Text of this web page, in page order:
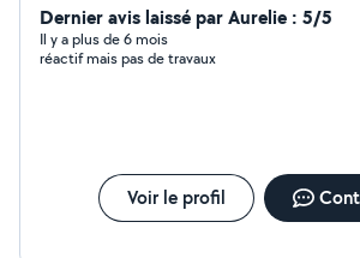
peintures ,pose de sol, multi services.
Dernier avis laissé par Aurelie : 5/5
Il y a plus de 6 mois
réactif mais pas de travaux
Voir le profil